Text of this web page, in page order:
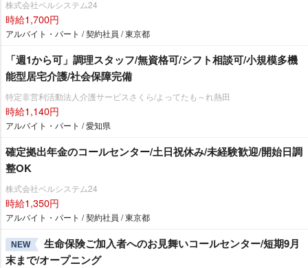
株式会社ベルシステム24
時給1,700円
アルバイト・パート / 契約社員 / 東京都
「週1から可」調理スタッフ/無資格可/シフト相談可/小規模多機
能型居宅介護/社会保障完備
特定非営利活動法人介護サービスさくら/よってたも～れ熱田
時給1,140円
アルバイト・パート / 愛知県
確定拠出年金のコールセンター/土日祝休み/未経験歓迎/開始日調
整OK
株式会社ベルシステム24
時給1,350円
アルバイト・パート / 契約社員 / 東京都
NEW
生命保険ご加入者へのお見舞いコールセンター/短期9月
末まで/オープニング